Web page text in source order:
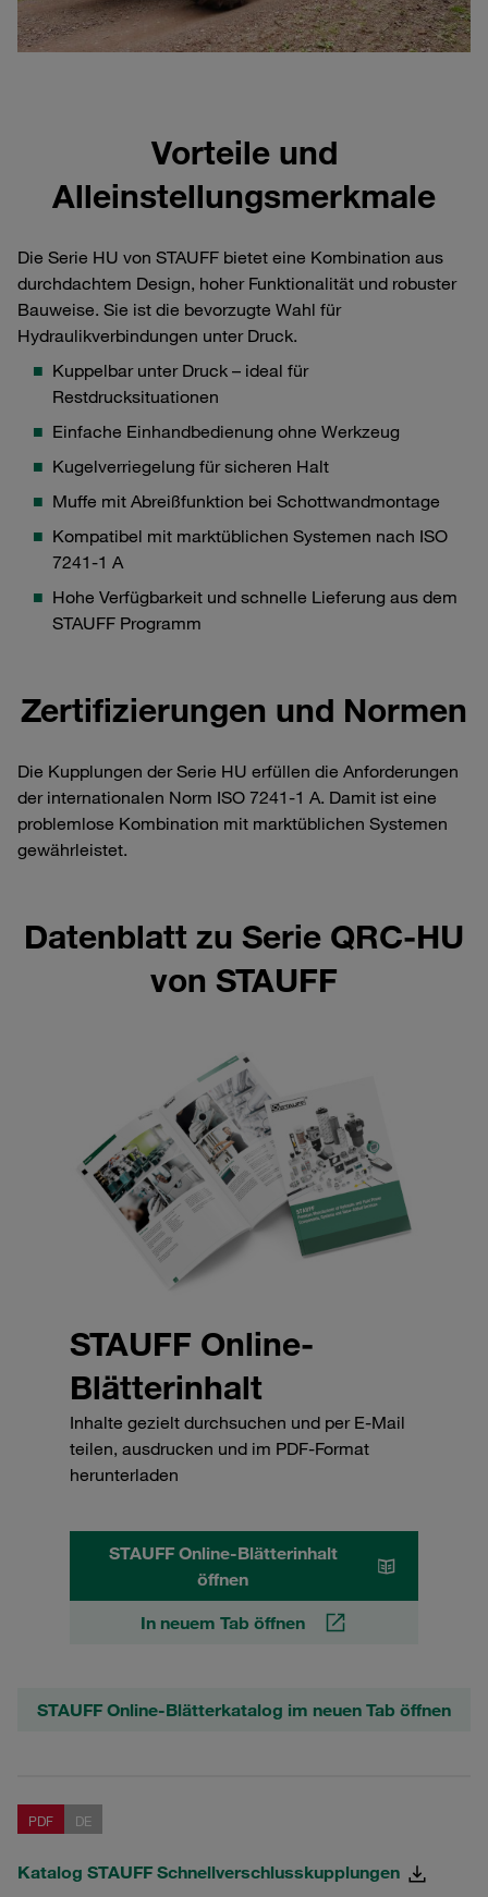
Vorteile und
Alleinstellungsmerkmale
Die Serie HU von STAUFF bietet eine Kombination aus
durchdachtem Design, hoher Funktionalität und robuster
Bauweise. Sie ist die bevorzugte Wahl für
Hydraulikverbindungen unter Druck.
Kuppelbar unter Druck – ideal für
Restdrucksituationen
Einfache Einhandbedienung ohne Werkzeug
Kugelverriegelung für sicheren Halt
Muffe mit Abreißfunktion bei Schottwandmontage
Kompatibel mit marktüblichen Systemen nach ISO
7241-1 A
Hohe Verfügbarkeit und schnelle Lieferung aus dem
STAUFF Programm
Zertifizierungen und Normen
Die Kupplungen der Serie HU erfüllen die Anforderungen
der internationalen Norm ISO 7241-1 A. Damit ist eine
problemlose Kombination mit marktüblichen Systemen
gewährleistet.
Datenblatt zu Serie QRC-HU
von STAUFF
STAUFF Online-
Blätterinhalt
Inhalte gezielt durchsuchen und per E-Mail
teilen, ausdrucken und im PDF-Format
herunterladen
STAUFF Online-Blätterinhalt
öffnen
In neuem Tab öffnen
STAUFF Online-Blätterkatalog im neuen Tab öffnen
PDF DE
Katalog STAUFF Schnellverschlusskupplungen